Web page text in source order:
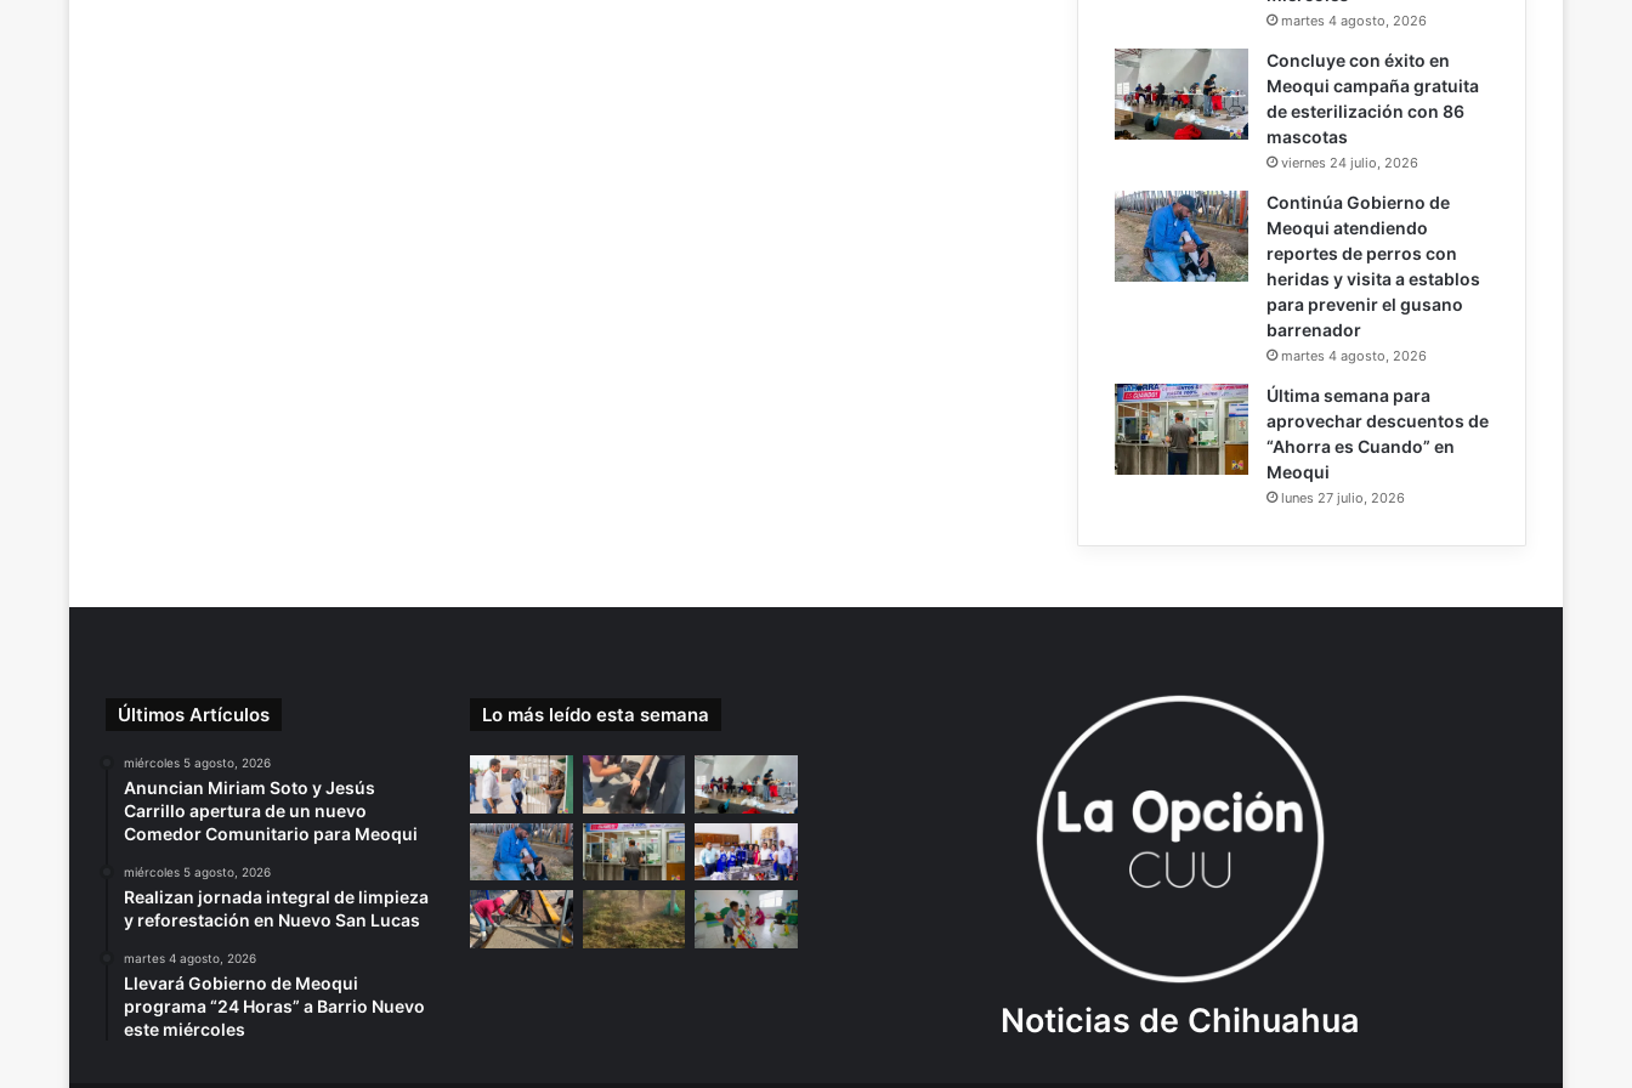
martes 4 agosto, 2026
Concluye con éxito en
Meoqui campaña gratuita
de esterilización con 86
mascotas
viernes 24 julio, 2026
Continúa Gobierno de
Meoqui atendiendo
reportes de perros con
heridas y visita a establos
para prevenir el gusano
barrenador
martes 4 agosto, 2026
Última semana para
aprovechar descuentos de
“Ahorra es Cuando” en
Meoqui
lunes 27 julio, 2026
Últimos Artículos
miércoles 5 agosto, 2026
Anuncian Miriam Soto y Jesús
Carrillo apertura de un nuevo
Comedor Comunitario para Meoqui
miércoles 5 agosto, 2026
Realizan jornada integral de limpieza
y reforestación en Nuevo San Lucas
martes 4 agosto, 2026
Llevará Gobierno de Meoqui
programa “24 Horas” a Barrio Nuevo
este miércoles
Lo más leído esta semana
Noticias de Chihuahua